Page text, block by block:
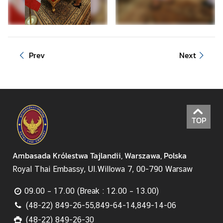
B
I
S
Ł
U
G
I
S
T
A
Prev Next
TOP
Ambasada Królestwa Tajlandii, Warszawa, Polska
Royal Thai Embassy, Ul.Willowa 7, 00-790 Warsaw
09.00 – 17.00 (Break : 12.00 – 13.00)
(48-22) 849-26-55,849-64-14,849-14-06
(48-22) 849-26-30